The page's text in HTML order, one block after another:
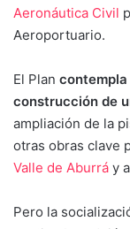
Aeronáutica Civil
Aeroportuario.
El Plan contempla
construcción de
ampliación de la
otras obras clave
Valle de Aburrá y
Pero la